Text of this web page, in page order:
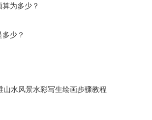
为多少？
少？
山水风景水彩写生绘画步骤教程